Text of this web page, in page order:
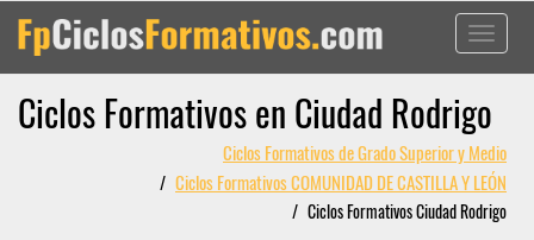
Toggle
Ciclos Formativos en Ciudad Rodrigo
Ciclos Formativos de Grado Superior y Medio
Ciclos Formativos COMUNIDAD DE CASTILLA Y LEÓN
Ciclos Formativos Ciudad Rodrigo